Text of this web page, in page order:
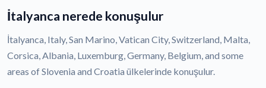
İtalyanca nerede konuşulur
İtalyanca, Italy, San Marino, Vatican City, Switzerland, Malta,
Corsica, Albania, Luxemburg, Germany, Belgium, and some
areas of Slovenia and Croatia ülkelerinde konuşulur.